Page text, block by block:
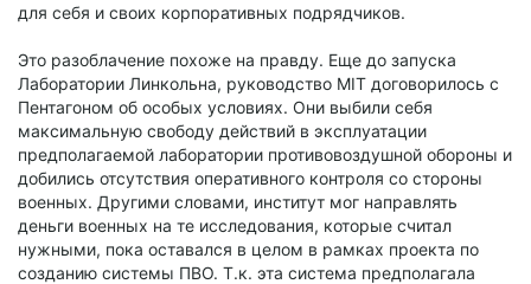
для себя и своих корпоративных подрядчиков.
Это разоблачение похоже на правду. Еще до запуска
Лаборатории Линкольна, руководство MIT договорилось с
Пентагоном об особых условиях. Они выбили себя
максимальную свободу действий в эксплуатации
предполагаемой лаборатории противовоздушной обороны и
добились отсутствия оперативного контроля со стороны
военных. Другими словами, институт мог направлять
деньги военных на те исследования, которые считал
нужными, пока оставался в целом в рамках проекта по
созданию системы ПВО. Т.к. эта система предполагала